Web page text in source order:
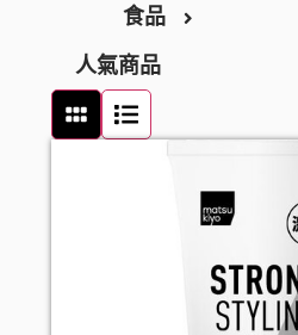
消毒清潔
潤膚產品
止汗香體
足部護理
頭髮護理
頭髮配件
口腔護理
女士衛生護理
男士剃鬚用品
家居用品
家居清潔
廚房用品
廚具清潔
浴室清潔
衣洗用品
食品
零食及甜點
罐頭及乾貨
麵食及調味醬料
人氣商品